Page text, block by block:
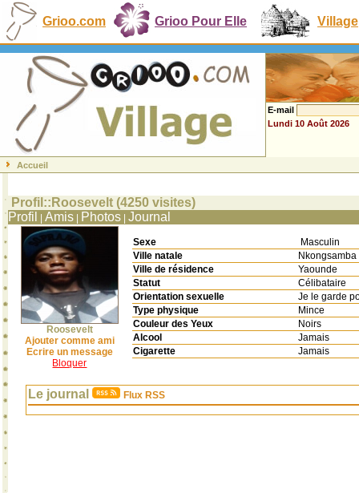
Grioo.com Grioo Pour Elle Village
E-mail
Lundi 10 Août 2026
Accueil
Profil::Roosevelt (4250 visites)
Profil
Amis Photos Journal
Roosevelt
Ajouter comme ami
Ecrire un message
Bloquer
Sexe
Masculin
Ville natale
Ville de résidence
Yaounde
Statut
Célibataire
Orientation sexuelle
Je le garde
Type physique
Mince
Couleur des Yeux
Noirs
Alcool
Jamais
Cigarette
Jamais
Le journal Flux RSS